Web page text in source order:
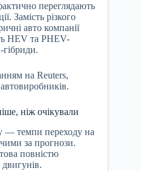
переглядають
Замість різкого
авто компанії
HEV та PHEV-
гібриди.
на Reuters,
ніж очікували
— темпи переходу на
за прогнози.
повністю